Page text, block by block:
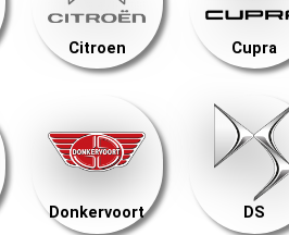
Citroen Cupra
Donkervoort DS